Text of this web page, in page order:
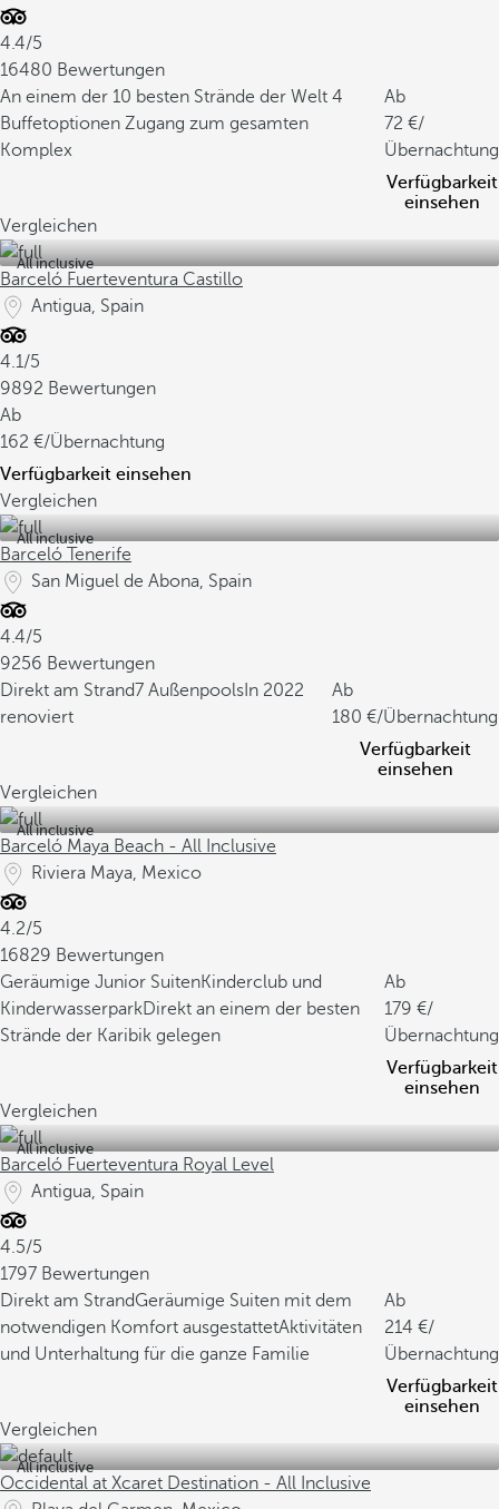
4.4/5
16480 Bewertungen
An einem der 10 besten Strände der Welt 4
Buffetoptionen Zugang zum gesamten
Komplex
Ab
72
/
Übernachtung
Verfügbarkeit
einsehen
Vergleichen
All inclusive
Barceló Fuerteventura Castillo
Antigua, Spain
4.1/5
9892 Bewertungen
Ab
162
/Übernachtung
Verfügbarkeit einsehen
Vergleichen
All inclusive
Barceló Tenerife
San Miguel de Abona, Spain
4.4/5
9256 Bewertungen
Direkt am Strand7 Außenpools In 2022
renoviert
Ab
180
/Übernachtung
Verfügbarkeit
einsehen
Vergleichen
All inclusive
Barceló Maya Beach - All Inclusive
Riviera Maya, Mexico
4.2/5
16829 Bewertungen
Geräumige Junior SuitenKinderclub und
KinderwasserparkDirekt an einem der besten
Strände der Karibik gelegen
Ab
179
/
Übernachtung
Verfügbarkeit
einsehen
Vergleichen
All inclusive
Barceló Fuerteventura Royal Level
Antigua, Spain
4.5/5
1797 Bewertungen
Direkt am StrandGeräumige Suiten mit dem
notwendigen Komfort ausgestattetAktivitäten
und Unterhaltung für die ganze Familie
Ab
214
/
Übernachtung
Verfügbarkeit
einsehen
Vergleichen
All inclusive
Occidental at Xcaret Destination - All Inclusive